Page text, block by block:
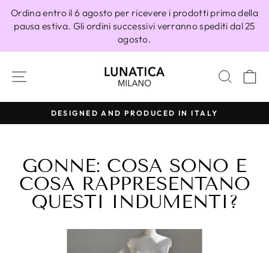
direttamente
Ordina entro il 6 agosto per ricevere i prodotti prima della
pausa estiva. Gli ordini successivi verranno spediti dal 25
agosto.
NAVIGAZIONE DEL SITO
Metti
pausa
presentazione
DESIGNED AND PRODUCED IN ITALY
GONNE: COSA SONO E
COSA RAPPRESENTANO
QUESTI INDUMENTI?